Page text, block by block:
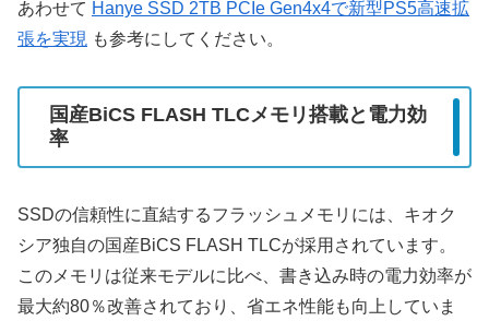
あわせて Hanye SSD 2TB PCIe Gen4x4で新型PS5高速拡
張を実現 も参考にしてください。
国産BiCS FLASH TLCメモリ搭載と電力効
率
SSDの信頼性に直結するフラッシュメモリには、キオク
シア独自の国産BiCS FLASH TLCが採用されています。
このメモリは従来モデルに比べ、書き込み時の電力効率が
最大約80％改善されており、省エネ性能も向上していま